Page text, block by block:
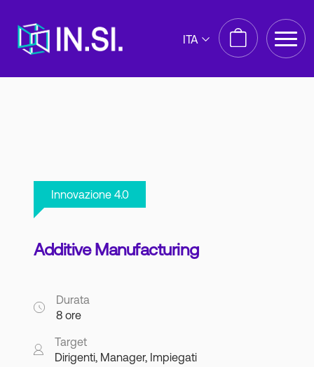
Innovazione 4.0
Additive Manufacturing
Durata
8 ore
Target
Dirigenti, Manager, Impiegati
ITA